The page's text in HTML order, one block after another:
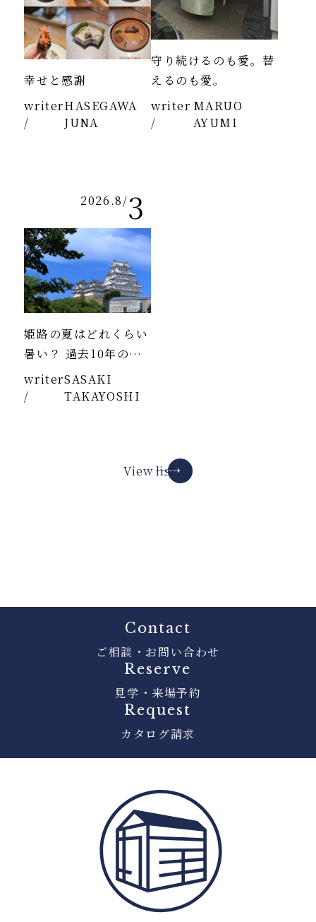
幸せと感謝
writer
/
HASEGAWA
JUNA
守り続けるのも愛。替
えるのも愛。
writer
/
MARUO
AYUMI
2026.8/3
姫路の夏はどれくらい
暑い？ 過去10年のデ
ータより
writer
/
SASAKI
TAKAYOSHI
View list
Contact
ご相談・お問い合わせ
Reserve
見学・来場予約
Request
カタログ請求